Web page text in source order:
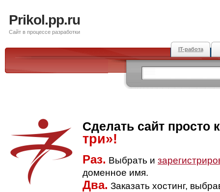
Prikol.pp.ru
Сайт в процессе разработки
IT-работа
Сделать сайт просто
три»!
Раз. Выбрать и
доменное имя.
Два. Заказать хостинг,